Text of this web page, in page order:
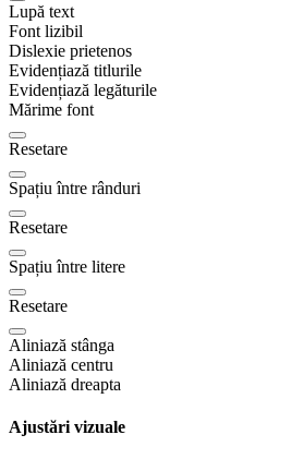
Lupă text
Font lizibil
Dislexie prietenos
Evidențiază titlurile
Evidențiază legăturile
Mărime font
Resetare
Spațiu între rânduri
Resetare
Spațiu între litere
Resetare
Aliniază stânga
Aliniază centru
Aliniază dreapta
Ajustări vizuale